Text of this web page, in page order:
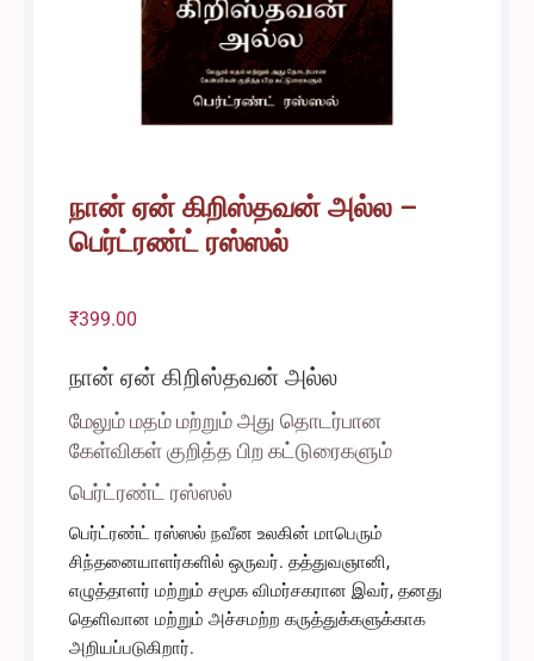
நான் ஏன் கிறிஸ்தவன் அல்ல –
பெர்ட்ரண்ட் ரஸ்ஸல்
₹399.00
நான் ஏன் கிறிஸ்தவன் அல்ல
மேலும் மதம் மற்றும் அது தொடர்பான
கேள்விகள் குறித்த பிற கட்டுரைகளும்
பெர்ட்ரண்ட் ரஸ்ஸல்
பெர்ட்ரண்ட் ரஸ்ஸல் நவீன உலகின் மாபெரும்
சிந்தனையாளர்களில் ஒருவர். தத்துவஞானி,
எழுத்தாளர் மற்றும் சமூக விமர்சகரான இவர், தனது
தெளிவான மற்றும் அச்சமற்ற கருத்துக்களுக்காக
அறியப்படுகிறார்.